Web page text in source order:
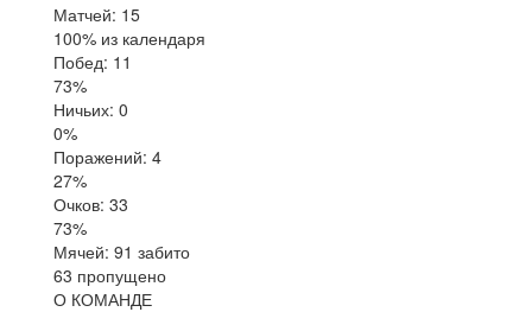
Матчей: 15
100% из календаря
Побед: 11
73%
Ничьих: 0
0%
Поражений: 4
27%
Очков: 33
73%
Мячей: 91 забито
63 пропущено
О КОМАНДЕ